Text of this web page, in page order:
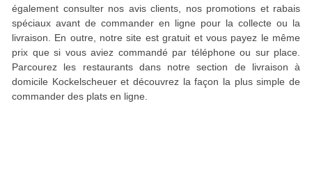
également consulter nos avis clients, nos promotions et rabais
spéciaux avant de commander en ligne pour la collecte ou la
livraison. En outre, notre site est gratuit et vous payez le même
prix que si vous aviez commandé par téléphone ou sur place.
Parcourez les restaurants dans notre section de livraison à
domicile Kockelscheuer et découvrez la façon la plus simple de
commander des plats en ligne.